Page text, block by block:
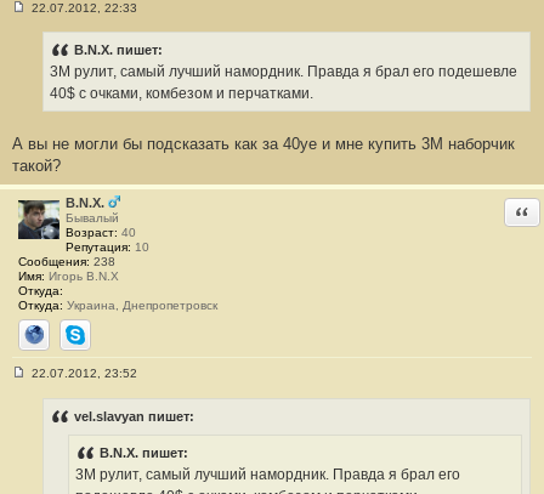
#
2
22.07.2012, 22:33
B.N.X. пишет:
3М рулит, самый лучший намордник. Правда я брал его подешевле
40$ c очками, комбезом и перчатками.
А вы не могли бы подсказать как за 40уе и мне купить 3М наборчик
такой?
B.N.X.
Бывалый
Возраст: 40
Репутация: 10
Сообщения: 238
Имя: Игорь B.N.X
Откуда:
Откуда: Украина, Днепропетровск
СайтSkype
22.07.2012, 23:52
vel.slavyan пишет:
B.N.X. пишет:
3М рулит, самый лучший намордник. Правда я брал его